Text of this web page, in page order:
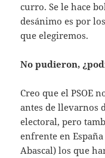
curro. Se le hace
desánimo es por
que elegiremos.
No pudieron,
Creo que el PSOE
antes de llevarnos
electoral, pero
enfrente en
Abascal) los que